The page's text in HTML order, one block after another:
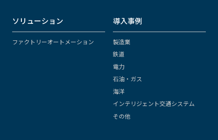
ソリューション
ファクトリーオートメーション
導入事例
製造業
鉄道
電力
石油・ガス
海洋
インテリジェント交通システム
その他